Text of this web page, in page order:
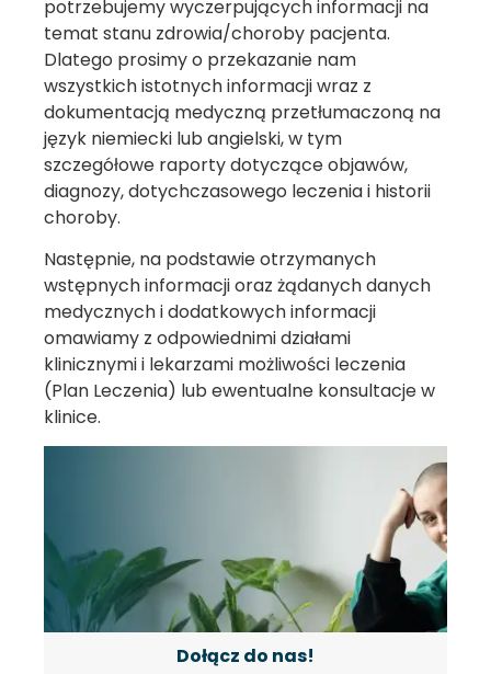
potrzebujemy wyczerpujących informacji na
temat stanu zdrowia/choroby pacjenta.
Dlatego prosimy o przekazanie nam
wszystkich istotnych informacji wraz z
dokumentacją medyczną przetłumaczoną na
język niemiecki lub angielski, w tym
szczegółowe raporty dotyczące objawów,
diagnozy, dotychczasowego leczenia i historii
choroby.
Następnie, na podstawie otrzymanych
wstępnych informacji oraz żądanych danych
medycznych i dodatkowych informacji
omawiamy z odpowiednimi działami
klinicznymi i lekarzami możliwości leczenia
(Plan Leczenia) lub ewentualne konsultacje w
klinice.
Dołącz do nas!